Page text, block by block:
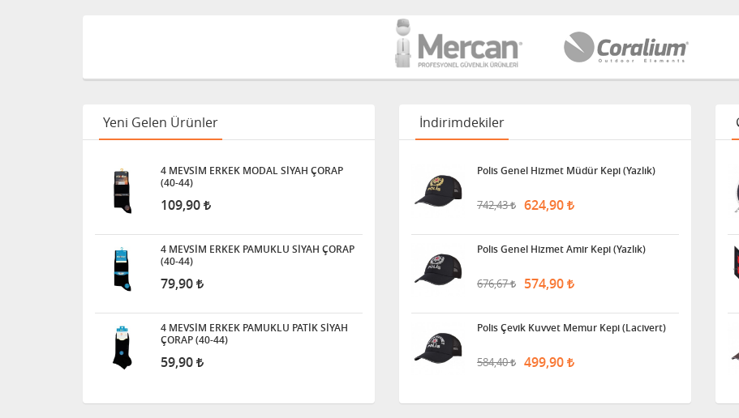
Yeni Gelen Ürünler
4 MEVSİM ERKEK MODAL SİYAH ÇORAP
(40-44)
109,90
4 MEVSİM ERKEK PAMUKLU SİYAH ÇORAP
(40-44)
79,90
4 MEVSİM ERKEK PAMUKLU PATİK SİYAH
ÇORAP (40-44)
59,90
İndirimdekiler
Polis Genel Hizmet Müdür Kepi (Yazlık)
742,43 624,90
Polis Genel Hizmet Amir Kepi (Yazlık)
676,67 574,90
Polis Çevik Kuvvet Memur Kepi (Lacivert)
584,40 499,90